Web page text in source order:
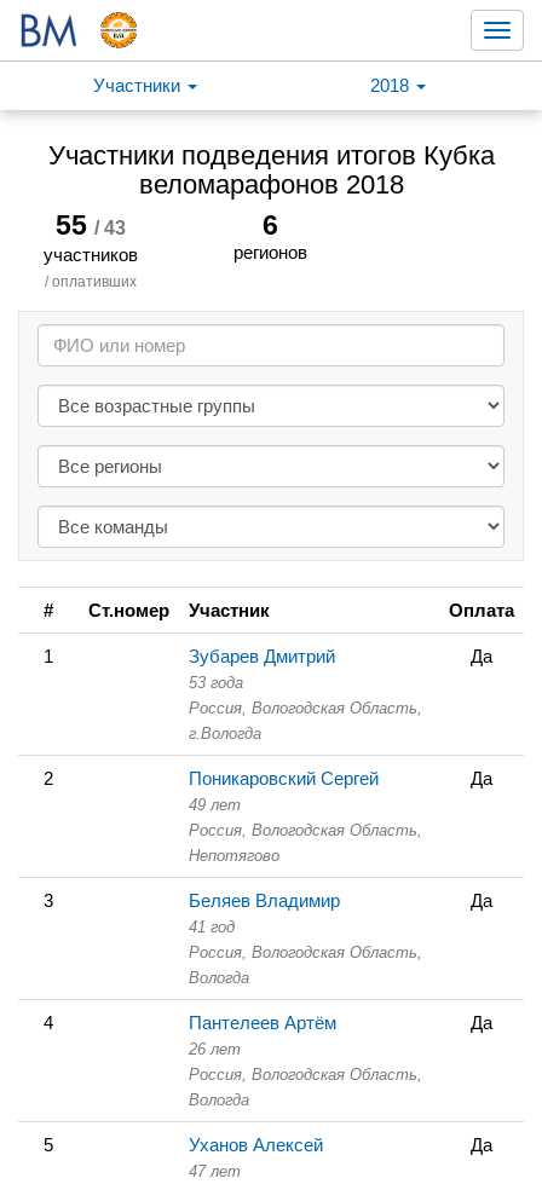
Участники
2018
Участники подведения итогов Кубка
веломарафонов 2018
55 / 43
участников
/ оплативших
6
регионов
# Ст.номер Участник Оплата
1 Зубарев Дмитрий
53 года
Россия, Вологодская Область,
г.Вологда
Да
2 Поникаровский Сергей
49 лет
Россия, Вологодская Область,
Непотягово
Да
3 Беляев Владимир
41 год
Россия, Вологодская Область,
Вологда
Да
4 Пантелеев Артём
26 лет
Россия, Вологодская Область,
Вологда
Да
5 Уханов Алексей
47 лет
Да